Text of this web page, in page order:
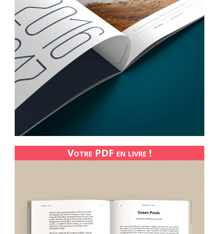
Votre PDF en livre !